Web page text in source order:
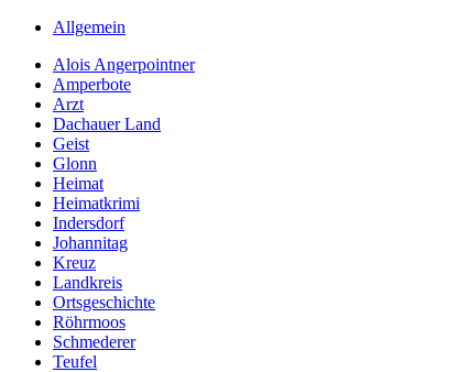
Allgemein
Alois Angerpointner
Amperbote
Arzt
Dachauer Land
Geist
Glonn
Heimat
Heimatkrimi
Indersdorf
Johannitag
Kreuz
Landkreis
Ortsgeschichte
Röhrmoos
Schmederer
Teufel